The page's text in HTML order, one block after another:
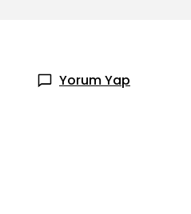
Yorum Yap